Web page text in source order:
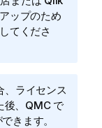
ップのため
てくださ
、ライセンス
、 QMCで
きます。